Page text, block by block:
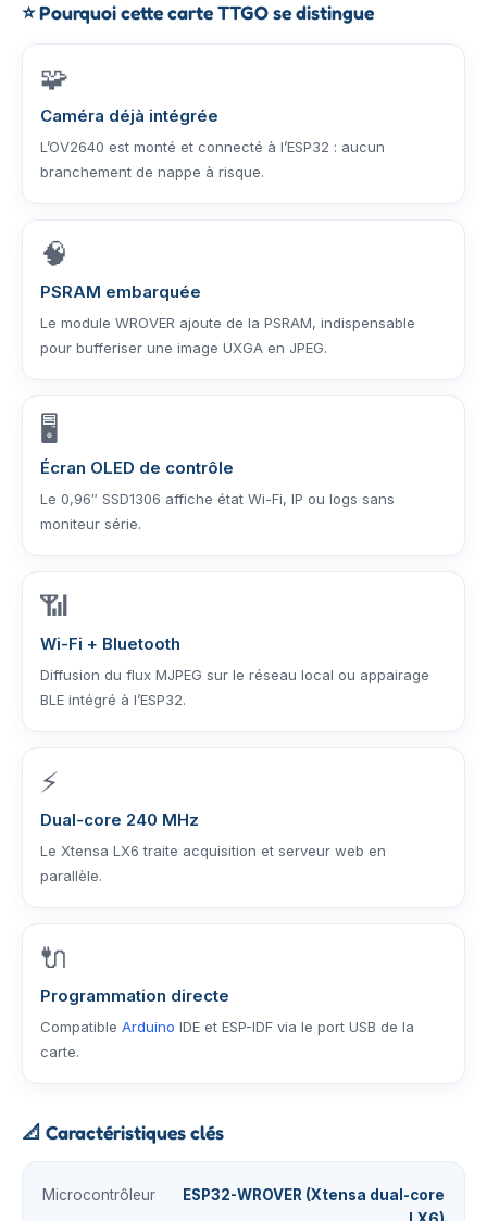
⭐Pourquoi cette carte TTGO se distingue
🧩
Caméra déjà intégrée
L’OV2640 est monté et connecté à l’ESP32 : aucun
branchement de nappe à risque.
🧠
PSRAM embarquée
Le module WROVER ajoute de la PSRAM, indispensable
pour bufferiser une image UXGA en JPEG.
🖥️
Écran OLED de contrôle
Le 0,96″ SSD1306 affiche état Wi-Fi, IP ou logs sans
moniteur série.
📶
Wi-Fi + Bluetooth
Diffusion du flux MJPEG sur le réseau local ou appairage
BLE intégré à l’ESP32.
⚡
Dual-core 240 MHz
Le Xtensa LX6 traite acquisition et serveur web en
parallèle.
🔌
Programmation directe
Compatible Arduino IDE et ESP-IDF via le port USB de la
carte.
📐 Caractéristiques clés
Microcontrôleur
ESP32-WROVER (Xtensa dual-core